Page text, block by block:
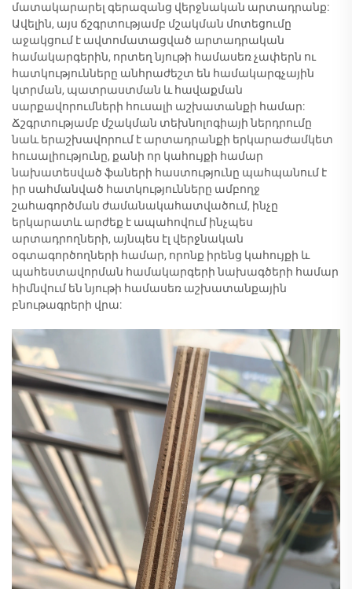
մատակարարել գերազանց վերջնական արտադրանք:
Ավելին, այս ճշգրտությամբ մշակման մոտեցումը
աջակցում է ավտոմատացված արտադրական
համակարգերին, որտեղ նյութի համասեռ չափերն ու
հատկությունները անհրաժեշտ են համակարգչային
կտրման, պատրաստման և հավաքման
սարքավորումների հուսալի աշխատանքի համար:
Ճշգրտությամբ մշակման տեխնոլոգիայի ներդրումը
նաև երաշխավորում է արտադրանքի երկարաժամկետ
հուսալիությունը, քանի որ կահույքի համար
նախատեսված ֆաների հաստությունը պահպանում է
իր սահմանված հատկությունները ամբողջ
շահագործման ժամանակահատվածում, ինչը
երկարատև արժեք է ապահովում ինչպես
արտադրողների, այնպես էլ վերջնական
օգտագործողների համար, որոնք իրենց կահույքի և
պահեստավորման համակարգերի նախագծերի համար
հիմնվում են նյութի համասեռ աշխատանքային
բնութագրերի վրա: